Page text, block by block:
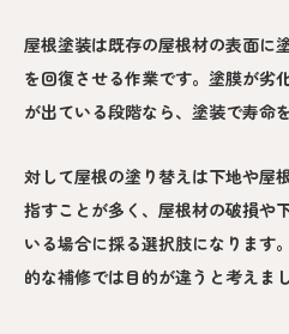
屋根塗装は既存の屋根材の表面に
を回復させる作業です。塗膜が劣
が出ている段階なら、塗装で寿命
対して屋根の塗り替えは下地や屋
指すことが多く、屋根材の破損や
いる場合に採る選択肢になります
的な補修では目的が違うと考えまし